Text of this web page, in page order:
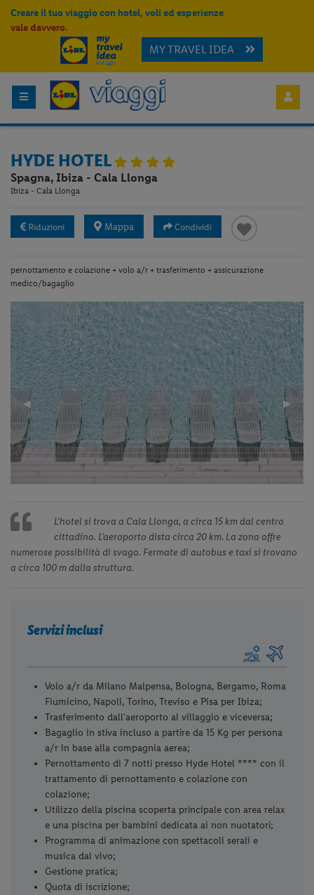
Creare il tuo viaggio con hotel, voli ed esperienze
vale davvero.
MY TRAVEL IDEA
HYDE HOTEL
Spagna, Ibiza - Cala Llonga
Ibiza - Cala Llonga
Riduzioni Mappa Condividi
pernottamento e colazione + volo a/r + trasferimento + assicurazione
medico/bagaglio
Previous
Slide
◀︎
Next
Slide
▶︎
L’hotel si trova a Cala Llonga, a circa 15 km dal centro
cittadino. L’aeroporto dista circa 20 km. La zona offre
numerose possibilità di svago. Fermate di autobus e taxi si trovano
a circa 100 m dalla struttura.
Servizi inclusi
Volo a/r da Milano Malpensa, Bologna, Bergamo, Roma
Fiumicino, Napoli, Torino, Treviso e Pisa per Ibiza;
Trasferimento dall'aeroporto al villaggio e viceversa;
Bagaglio in stiva incluso a partire da 15 Kg per persona
a/r in base alla compagnia aerea;
Pernottamento di 7 notti presso Hyde Hotel **** con il
trattamento di pernottamento e colazione con
colazione;
Utilizzo della piscina scoperta principale con area relax
e una piscina per bambini dedicata ai non nuotatori;
Programma di animazione con spettacoli serali e
musica dal vivo;
Gestione pratica;
Quota di iscrizione;